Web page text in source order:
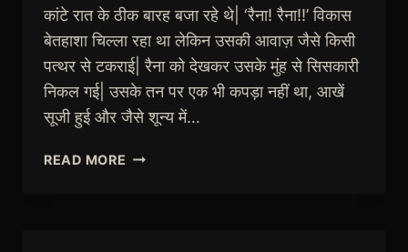
कांटे रात के ठीक बारह बजा रहे थे| ‘रैना! रैना!!’ विकास
बेतहाशा चिल्ला रहा था लेकिन उसकी आवाज़ जैसे किसी
पत्थर से टकराई| रैना को देखकर उसके मुंह से सिसकारी
निकल गई| उसके तन पर एक भी कपड़ा नहीं था, आखें
सूजी हुई और जैसे शून्य में…
READ MORE RAINA